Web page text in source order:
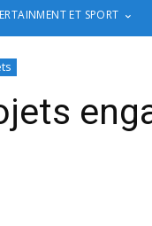
ET SPORT